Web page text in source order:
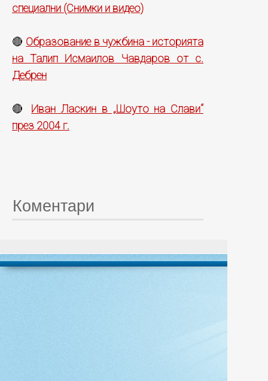
специални (Снимки и видео)
🔴 Образование в чужбина - историята
на Талип Исмаилов Чавдаров от с.
Дебрен
🔴 Иван Ласкин в „Шоуто на Слави“
през 2004 г.
Коментари